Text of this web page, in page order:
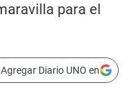
para el
Agregar Diario UNO en